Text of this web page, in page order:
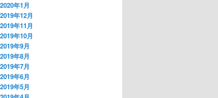
2020年1月
2019年12月
2019年11月
2019年10月
2019年9月
2019年8月
2019年7月
2019年6月
2019年5月